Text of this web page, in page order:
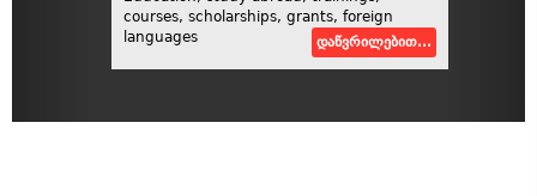
courses, scholarships, grants, foreign
languages
დაწვრილებით...